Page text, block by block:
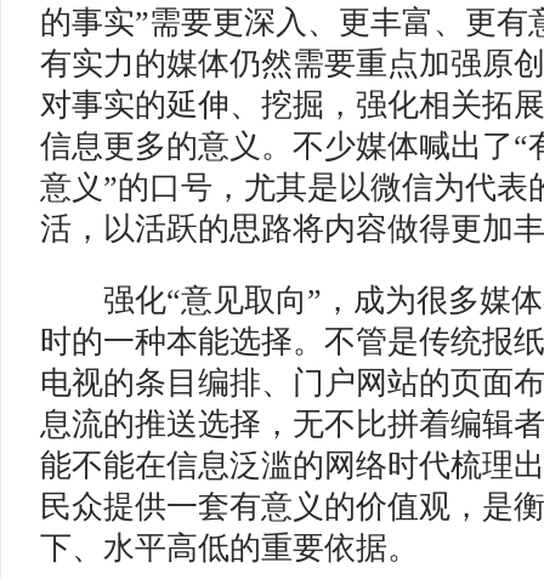
的事实”需要更深入、更丰富、更有
有实力的媒体仍然需要重点加强原
对事实的延伸、挖掘，强化相关拓
信息更多的意义。不少媒体喊出了“
意义”的口号，尤其是以微信为代表
活，以活跃的思路将内容做得更加
强化“意见取向”，成为很多媒体
时的一种本能选择。不管是传统报
电视的条目编排、门户网站的页面
息流的推送选择，无不比拼着编辑
能不能在信息泛滥的网络时代梳理
民众提供一套有意义的价值观，是
下、水平高低的重要依据。